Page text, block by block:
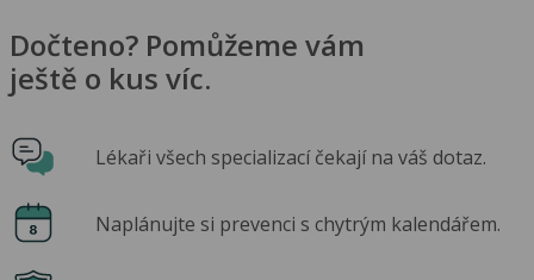
Dočteno? Pomůžeme vám
ještě o kus víc.
Lékaři všech specializací čekají na váš dotaz.
Naplánujte si prevenci s chytrým kalendářem.